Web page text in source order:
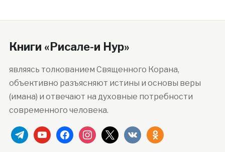
Книги «Рисале-и Нур»
являясь толкованием Священного Корана,
объективно разъясняют истины и основы веры
(имана) и отвечают на духовные потребности
современного человека.
telegramyoutubefacebookinstagram
x vkontakteodnoklassniki